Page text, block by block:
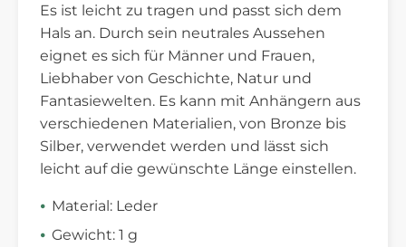
Es ist leicht zu tragen und passt sich dem
Hals an. Durch sein neutrales Aussehen
eignet es sich für Männer und Frauen,
Liebhaber von Geschichte, Natur und
Fantasiewelten. Es kann mit Anhängern aus
verschiedenen Materialien, von Bronze bis
Silber, verwendet werden und lässt sich
leicht auf die gewünschte Länge einstellen.
Material: Leder
Gewicht: 1 g